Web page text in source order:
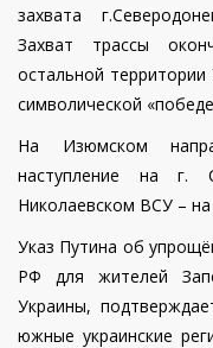
захвата
Захват трассы
остальной
символической
На Изюмском
наступление на г.
Николаевском ВСУ – на
Указ Путина об
РФ для жителей
Украины,
южные украинские